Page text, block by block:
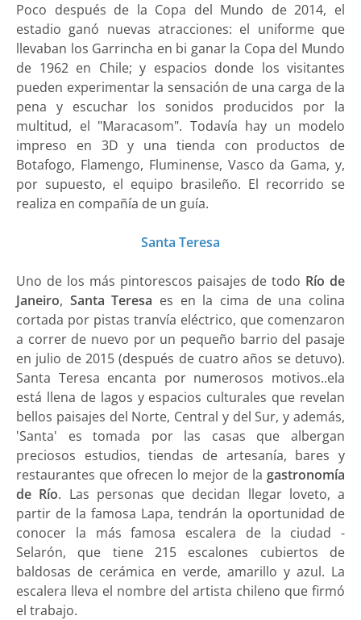
Poco después de la Copa del Mundo de 2014, el
estadio ganó nuevas atracciones: el uniforme que
llevaban los Garrincha en bi ganar la Copa del Mundo
de 1962 en Chile; y espacios donde los visitantes
pueden experimentar la sensación de una carga de la
pena y escuchar los sonidos producidos por la
multitud, el "Maracasom". Todavía hay un modelo
impreso en 3D y una tienda con productos de
Botafogo, Flamengo, Fluminense, Vasco da Gama, y,
por supuesto, el equipo brasileño. El recorrido se
realiza en compañía de un guía.
Santa Teresa
Uno de los más pintorescos paisajes de todo Río de
Janeiro, Santa Teresa es en la cima de una colina
cortada por pistas tranvía eléctrico, que comenzaron
a correr de nuevo por un pequeño barrio del pasaje
en julio de 2015 (después de cuatro años se detuvo).
Santa Teresa encanta por numerosos motivos..ela
está llena de lagos y espacios culturales que revelan
bellos paisajes del Norte, Central y del Sur, y además,
'Santa' es tomada por las casas que albergan
preciosos estudios, tiendas de artesanía, bares y
restaurantes que ofrecen lo mejor de la gastronomía
de Río. Las personas que decidan llegar loveto, a
partir de la famosa Lapa, tendrán la oportunidad de
conocer la más famosa escalera de la ciudad -
Selarón, que tiene 215 escalones cubiertos de
baldosas de cerámica en verde, amarillo y azul. La
escalera lleva el nombre del artista chileno que firmó
el trabajo.